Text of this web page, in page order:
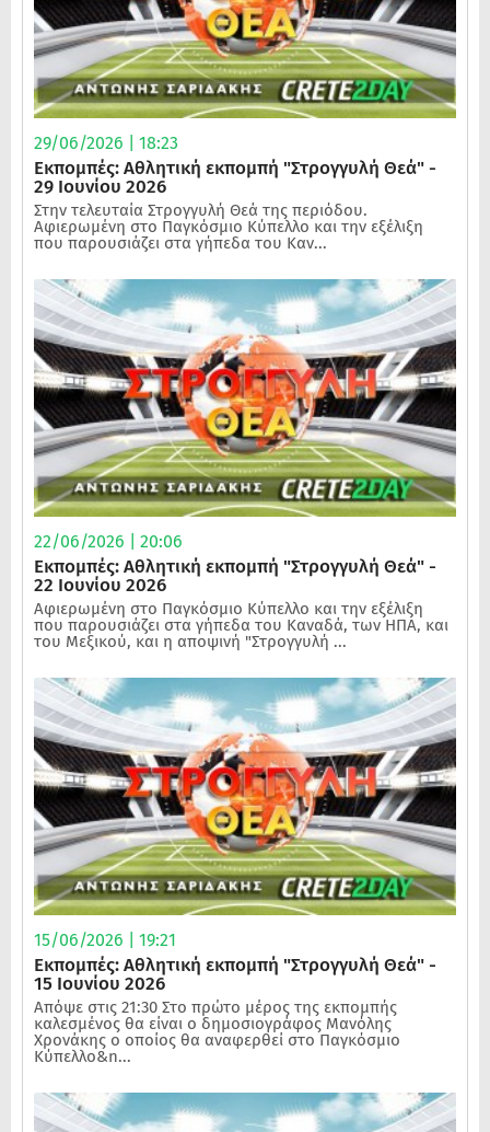
29/06/2026 | 18:23
Εκπομπές: Αθλητική εκπομπή "Στρογγυλή Θεά" -
29 Ιουνίου 2026
Στην τελευταία Στρογγυλή Θεά της περιόδου.
Αφιερωμένη στο Παγκόσμιο Κύπελλο και την εξέλιξη
που παρουσιάζει στα γήπεδα του Καν...
22/06/2026 | 20:06
Εκπομπές: Αθλητική εκπομπή "Στρογγυλή Θεά" -
22 Ιουνίου 2026
Αφιερωμένη στο Παγκόσμιο Κύπελλο και την εξέλιξη
που παρουσιάζει στα γήπεδα του Καναδά, των ΗΠΑ, και
του Μεξικού, και η αποψινή "Στρογγυλή ...
15/06/2026 | 19:21
Εκπομπές: Αθλητική εκπομπή "Στρογγυλή Θεά" -
15 Ιουνίου 2026
Απόψε στις 21:30 Στο πρώτο μέρος της εκπομπής
καλεσμένος θα είναι ο δημοσιογράφος Μανόλης
Χρονάκης ο οποίος θα αναφερθεί στο Παγκόσμιο
Κύπελλο&n...